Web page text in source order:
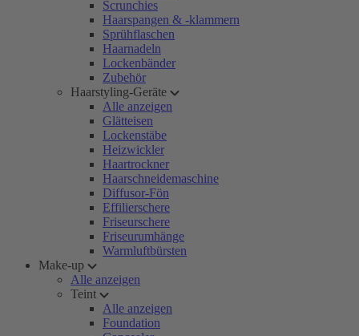
Scrunchies
Haarspangen & -klammern
Sprühflaschen
Haarnadeln
Lockenbänder
Zubehör
Haarstyling-Geräte
Alle anzeigen
Glätteisen
Lockenstäbe
Heizwickler
Haartrockner
Haarschneidemaschine
Diffusor-Fön
Effilierschere
Friseurschere
Friseurumhänge
Warmluftbürsten
Make-up
Alle anzeigen
Teint
Alle anzeigen
Foundation